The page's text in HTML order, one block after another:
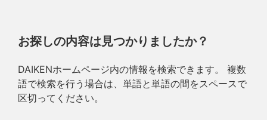
お探しの内容は見つかりましたか？
DAIKENホームページ内の情報を検索できます。 複数
語で検索を行う場合は、単語と単語の間をスペースで
区切ってください。